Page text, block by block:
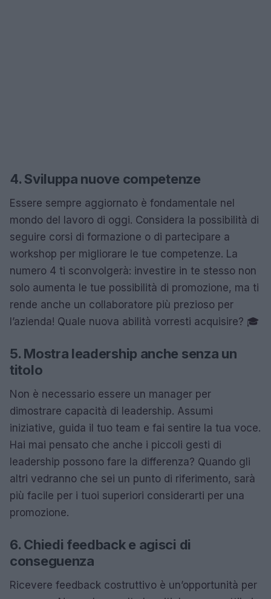
4. Sviluppa nuove competenze
Essere sempre aggiornato è fondamentale nel
mondo del lavoro di oggi. Considera la possibilità di
seguire corsi di formazione o di partecipare a
workshop per migliorare le tue competenze. La
numero 4 ti sconvolgerà: investire in te stesso non
solo aumenta le tue possibilità di promozione, ma ti
rende anche un collaboratore più prezioso per
l’azienda! Quale nuova abilità vorresti acquisire? 🎓
5. Mostra leadership anche senza un
titolo
Non è necessario essere un manager per
dimostrare capacità di leadership. Assumi
iniziative, guida il tuo team e fai sentire la tua voce.
Hai mai pensato che anche i piccoli gesti di
leadership possono fare la differenza? Quando gli
altri vedranno che sei un punto di riferimento, sarà
più facile per i tuoi superiori considerarti per una
promozione.
6. Chiedi feedback e agisci di
conseguenza
Ricevere feedback costruttivo è un’opportunità per